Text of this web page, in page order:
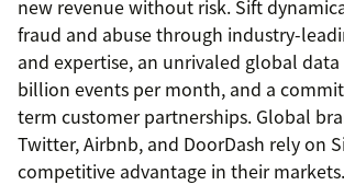
new revenue without risk. Sift
fraud and abuse through industry-
and expertise, an unrivaled global
billion events per month, and a
term customer partnerships. Global
Twitter, Airbnb, and DoorDash rely on
competitive advantage in their markets.